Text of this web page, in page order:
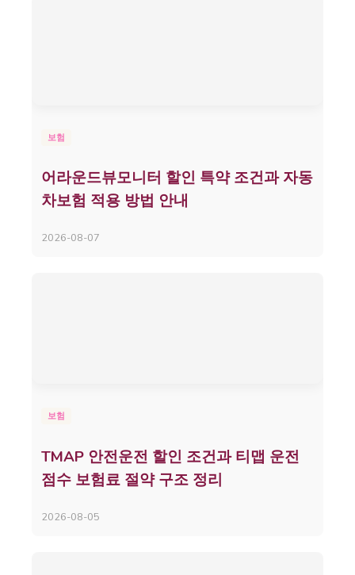
보험
어라운드뷰모니터 할인 특약 조건과 자동
차보험 적용 방법 안내
2026-08-07
보험
TMAP 안전운전 할인 조건과 티맵 운전
점수 보험료 절약 구조 정리
2026-08-05